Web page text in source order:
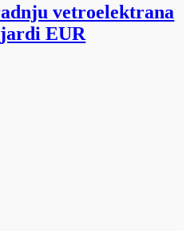
vetroelektrana
EUR